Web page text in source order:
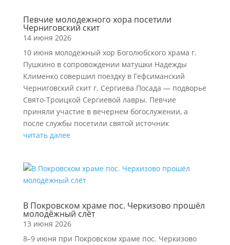
Певчие молодежного хора посетили
Черниговский скит
14 июня 2026
10 июня молодежный хор Боголюбского храма г.
Пушкино в сопровождении матушки Надежды
Клименко совершил поездку в Гефсиманский
Черниговский скит г. Сергиева Посада — подворье
Свято-Троицкой Сергиевой лавры. Певчие
приняли участие в вечернем богослужении, а
после службы посетили святой источник
читать далее
В Покровском храме пос. Черкизово прошёл
молодёжный слёт
13 июня 2026
8–9 июня при Покровском храме пос. Черкизово